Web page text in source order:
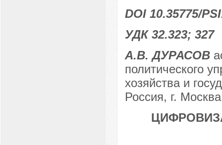
DOI 10.35775/
УДК 32.323; 327
А.В. ДУРАСОВ
политического
хозяйства и
Россия, г. Москва